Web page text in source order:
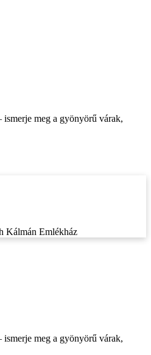
ismerje meg a gyönyörű várak,
Kálmán Emlékház
ismerje meg a gyönyörű várak,